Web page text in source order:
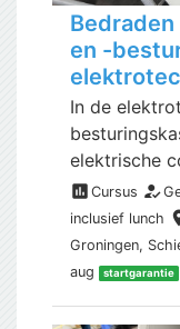
en -
In de
elektrische
assessment Cursus how_to_reg
inclusief lunch
Groningen,
aug
startgarantie